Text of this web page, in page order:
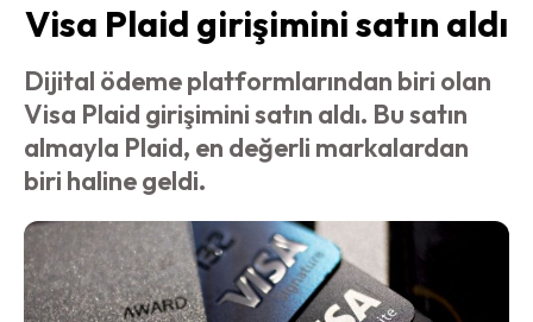
Visa Plaid girişimini satın aldı
Dijital ödeme platformlarından biri olan
Visa Plaid girişimini satın aldı. Bu satın
almayla Plaid, en değerli markalardan
biri haline geldi.